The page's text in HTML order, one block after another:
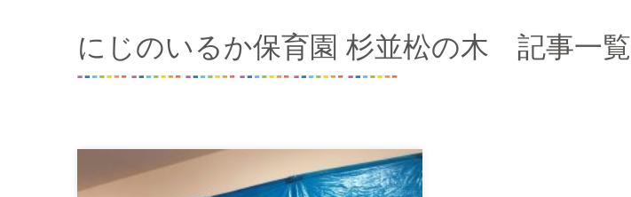
にじのいるか保育園 杉並松の木 記事一覧